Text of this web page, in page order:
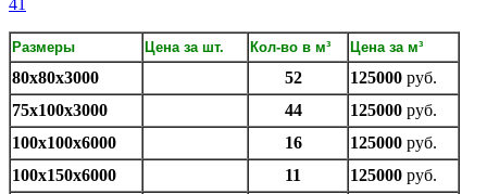
41
Размеры Цена за шт. Кол-во в м³ Цена за м³
80х80х3000 52 125000 руб.
75х100х3000
44 125000 руб.
100х100х6000
16 125000 руб.
100х150х6000
11 125000 руб.